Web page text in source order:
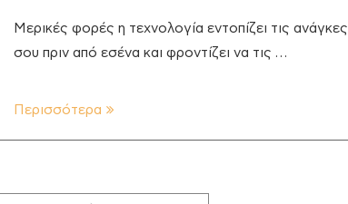
Μερικές φορές η τεχνολογία εντοπίζει τις ανάγκες
σου πριν από εσένα και φροντίζει να τις …
Περισσότερα